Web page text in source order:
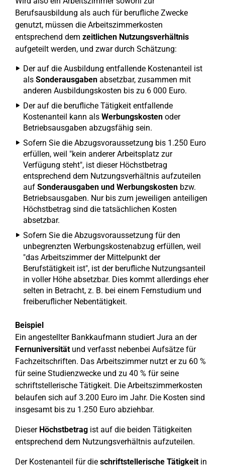
Berufsausbildung als auch für berufliche Zwecke
genutzt, müssen die Arbeitszimmerkosten
entsprechend dem zeitlichen Nutzungsverhältnis
aufgeteilt werden, und zwar durch Schätzung:
Der auf die Ausbildung entfallende Kostenanteil ist
als Sonderausgaben absetzbar, zusammen mit
anderen Ausbildungskosten bis zu 6 000 Euro.
Der auf die berufliche Tätigkeit entfallende
Kostenanteil kann als Werbungskosten oder
Betriebsausgaben abzugsfähig sein.
Sofern Sie die Abzugsvoraussetzung bis 1.250 Euro
erfüllen, weil "kein anderer Arbeitsplatz zur
Verfügung steht", ist dieser Höchstbetrag
entsprechend dem Nutzungsverhältnis aufzuteilen
auf Sonderausgaben und Werbungskosten bzw.
Betriebsausgaben. Nur bis zum jeweiligen anteiligen
Höchstbetrag sind die tatsächlichen Kosten
absetzbar.
Sofern Sie die Abzugsvoraussetzung für den
unbegrenzten Werbungskostenabzug erfüllen, weil
"das Arbeitszimmer der Mittelpunkt der
Berufstätigkeit ist", ist der berufliche Nutzungsanteil
in voller Höhe absetzbar. Dies kommt allerdings eher
selten in Betracht, z. B. bei einem Fernstudium und
freiberuflicher Nebentätigkeit.
Beispiel
Ein angestellter Bankkaufmann studiert Jura an der
Fernuniversitätund verfasst nebenbei Aufsätze für
Fachzeitschriften. Das Arbeitszimmer nutzt er zu 60 %
für seine Studienzwecke und zu 40 % für seine
schriftstellerische Tätigkeit. Die Arbeitszimmerkosten
belaufen sich auf 3.200 Euro im Jahr. Die Kosten sind
insgesamt bis zu 1.250 Euro abziehbar.
Dieser Höchstbetrag ist auf die beiden Tätigkeiten
entsprechend dem Nutzungsverhältnis aufzuteilen.
Der Kostenanteil für die schriftstellerische Tätigkeitin